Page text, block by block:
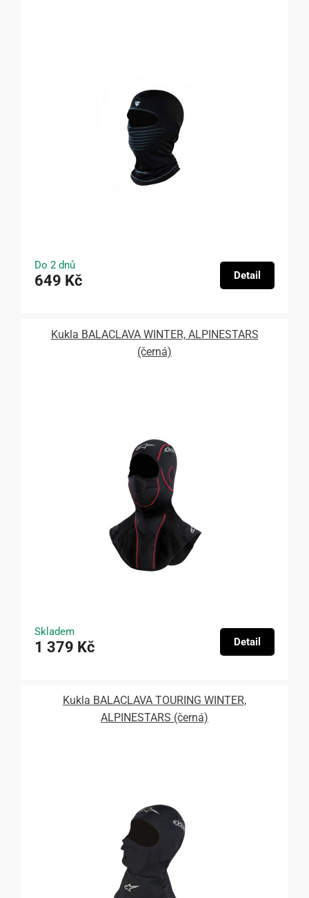
Do 2 dnů
649 Kč Detail
Kukla BALACLAVA WINTER, ALPINESTARS
(černá)
Skladem
1 379 Kč Detail
Kukla BALACLAVA TOURING WINTER,
ALPINESTARS (černá)